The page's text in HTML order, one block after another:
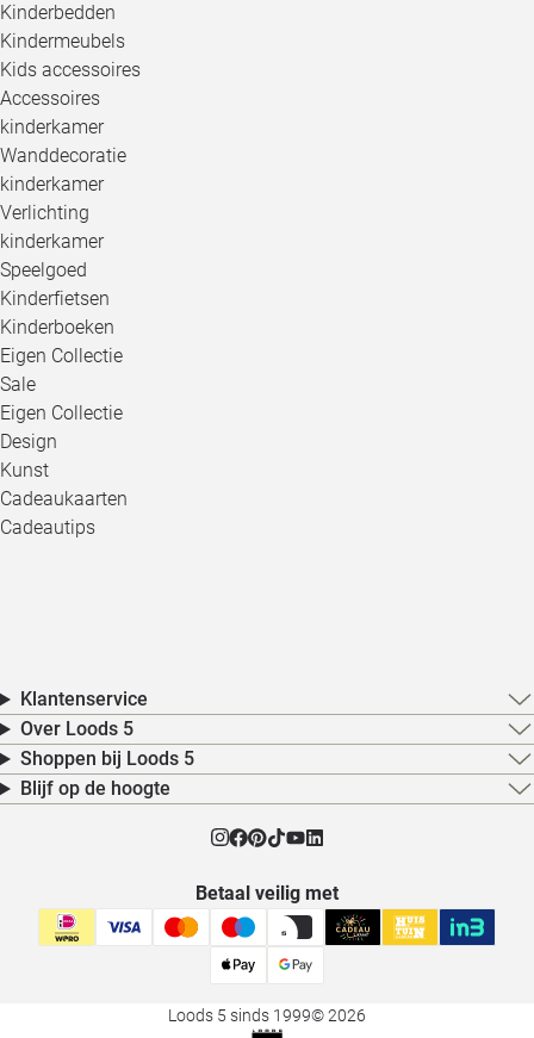
Kinderbedden
Kindermeubels
Kids accessoires
Accessoires
kinderkamer
Wanddecoratie
kinderkamer
Verlichting
kinderkamer
Speelgoed
Kinderfietsen
Kinderboeken
Eigen Collectie
Sale
Eigen Collectie
Design
Kunst
Cadeaukaarten
Cadeautips
Klantenservice
Over Loods 5
Shoppen bij Loods 5
Blijf op de hoogte
Betaal veilig met
Loods 5 sinds 1999© 2026